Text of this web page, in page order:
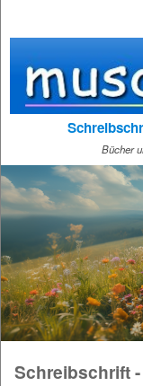
Bücher
Schreibschrift